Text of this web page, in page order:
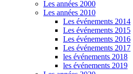
Les années 2000
Les années 2010
Les événements 2014
Les événements 2015
Les événements 2016
Les événements 2017
les événements 2018
les événements 2019